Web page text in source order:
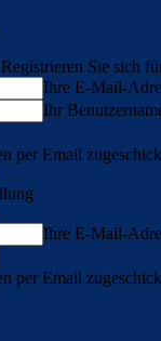
Sie sich
Ihre E-Mail-
Ihr
per Email
Ihre E-Mail-
per Email